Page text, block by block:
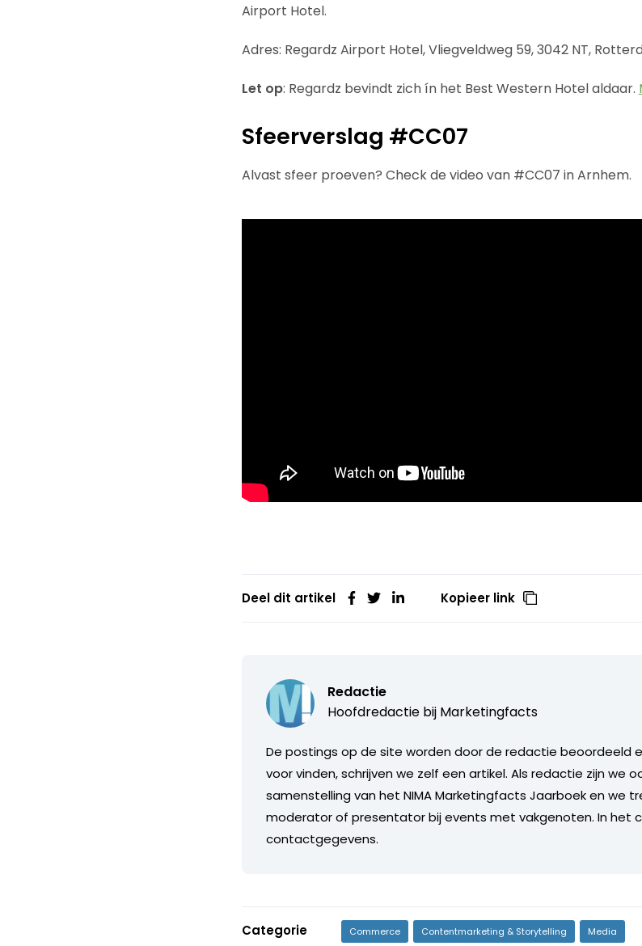
Airport Hotel.
Adres: Regardz Airport Hotel, Vliegveldweg 59, 3042 NT,
Let op: Regardz bevindt zich ín het Best Western Hotel aldaar.
Sfeerverslag #CC07
Alvast sfeer proeven? Check de video van #CC07 in Arnhem.
Deel dit artikel Kopieer link
Redactie
Hoofdredactie bij Marketingfacts
De postings op de site worden door de redactie beoordeeld
voor vinden, schrijven we zelf een artikel. Als redactie zijn we
samenstelling van het NIMA Marketingfacts Jaarboek en we
moderator of presentator bij events met vakgenoten. In het
contactgegevens.
Categorie Commerce Contentmarketing & Storytelling Media